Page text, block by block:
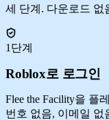
세 단계. 다운로드 없
1단계
Roblox로 로그인
Flee the Facility을 플
번호 없음, 이메일 없